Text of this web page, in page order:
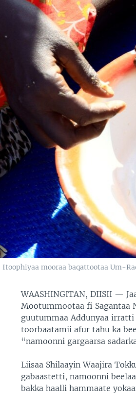
mooraa baqattootaa Um-
WAASHINGITAN, DIISII —
Mootummootaa fi Sagantaa
guutummaa Addunyaa
toorbaatamii afur tahu ka
“namoonni gargaarsa
Liisaa Shilaayin Waajira
gabaastetti, namoonni
bakka haalli hammaate